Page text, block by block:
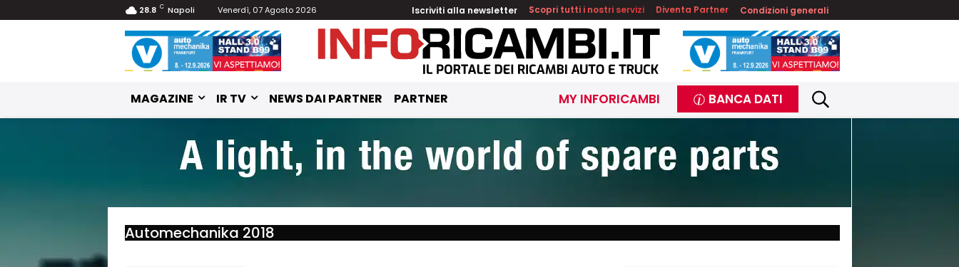
28.8 C Napoli Venerdì, 07 Agosto 2026 Iscriviti alla newsletter Scopri tutti i nostri servizi Diventa Partner Condizioni generali
MAGAZINE IR TV NEWS DAI PARTNER PARTNER MY INFORICAMBI BANCA DATI
Automechanika 2018